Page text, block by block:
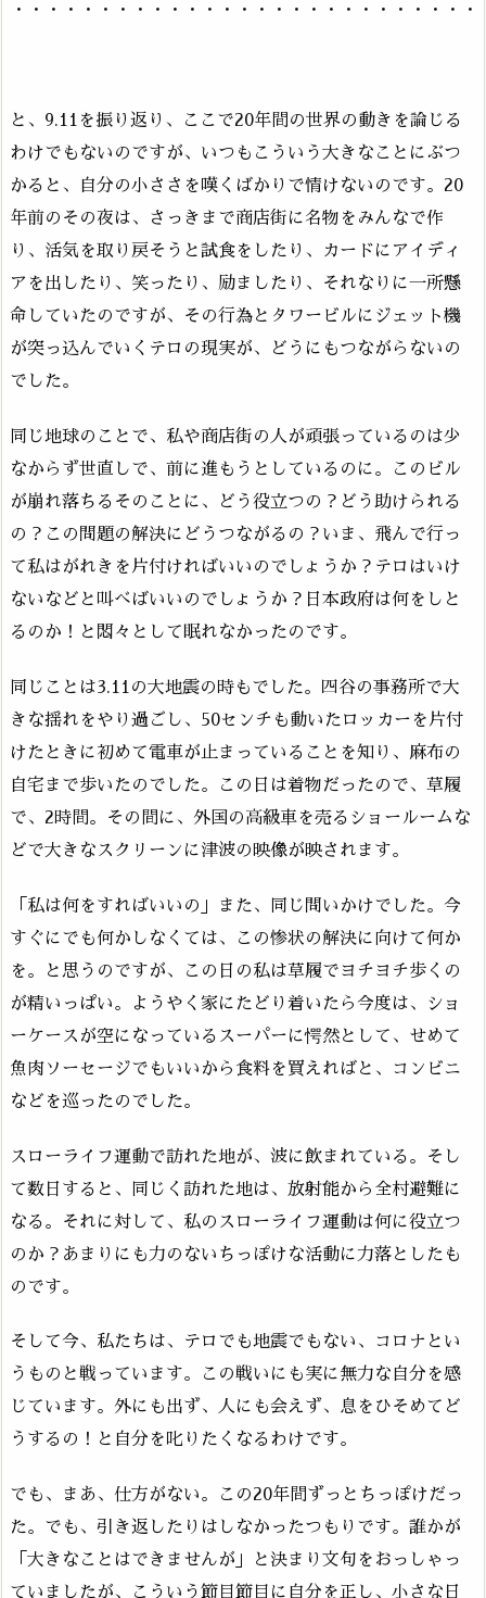
・・・・・・・・・・・・・・・・・・・・・・・・・・
と、9.11を振り返り、ここで20年間の世界の動きを論じる
わけでもないのですが、いつもこういう大きなことにぶつ
かると、自分の小ささを嘆くばかりで情けないのです。20
年前のその夜は、さっきまで商店街に名物をみんなで作
り、活気を取り戻そうと試食をしたり、カードにアイディ
アを出したり、笑ったり、励ましたり、それなりに一所懸
命していたのですが、その行為とタワービルにジェット機
が突っ込んでいくテロの現実が、どうにもつながらないの
でした。
同じ地球のことで、私や商店街の人が頑張っているのは少
なからず世直しで、前に進もうとしているのに。このビル
が崩れ落ちるそのことに、どう役立つの？どう助けられる
の？この問題の解決にどうつながるの？いま、飛んで行っ
て私はがれきを片付ければいいのでしょうか？テロはいけ
ないなどと叫べばいいのでしょうか？日本政府は何をしと
るのか！と悶々として眠れなかったのです。
同じことは3.11の大地震の時もでした。四谷の事務所で大
きな揺れをやり過ごし、50センチも動いたロッカーを片付
けたときに初めて電車が止まっていることを知り、麻布の
自宅まで歩いたのでした。この日は着物だったので、草履
で、2時間。その間に、外国の高級車を売るショールームな
どで大きなスクリーンに津波の映像が映されます。
「私は何をすればいいの」また、同じ問いかけでした。今
すぐにでも何かしなくては、この惨状の解決に向けて何か
を。と思うのですが、この日の私は草履でヨチヨチ歩くの
が精いっぱい。ようやく家にたどり着いたら今度は、ショ
ーケースが空になっているスーパーに愕然として、せめて
魚肉ソーセージでもいいから食料を買えればと、コンビニ
などを巡ったのでした。
スローライフ運動で訪れた地が、波に飲まれている。そし
て数日すると、同じく訪れた地は、放射能から全村避難に
なる。それに対して、私のスローライフ運動は何に役立つ
のか？あまりにも力のないちっぽけな活動に力落としたも
のです。
そして今、私たちは、テロでも地震でもない、コロナとい
うものと戦っています。この戦いにも実に無力な自分を感
じています。外にも出ず、人にも会えず、息をひそめてど
うするの！と自分を叱りたくなるわけです。
でも、まあ、仕方がない。この20年間ずっとちっぽけだっ
た。でも、引き返したりはしなかったつもりです。誰かが
「大きなことはできませんが」と決まり文句をおっしゃっ
ていましたが、こういう節目節目に自分を正し、小さな日